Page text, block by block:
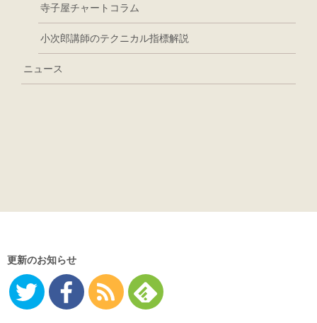
寺子屋チャートコラム
小次郎講師のテクニカル指標解説
ニュース
更新のお知らせ